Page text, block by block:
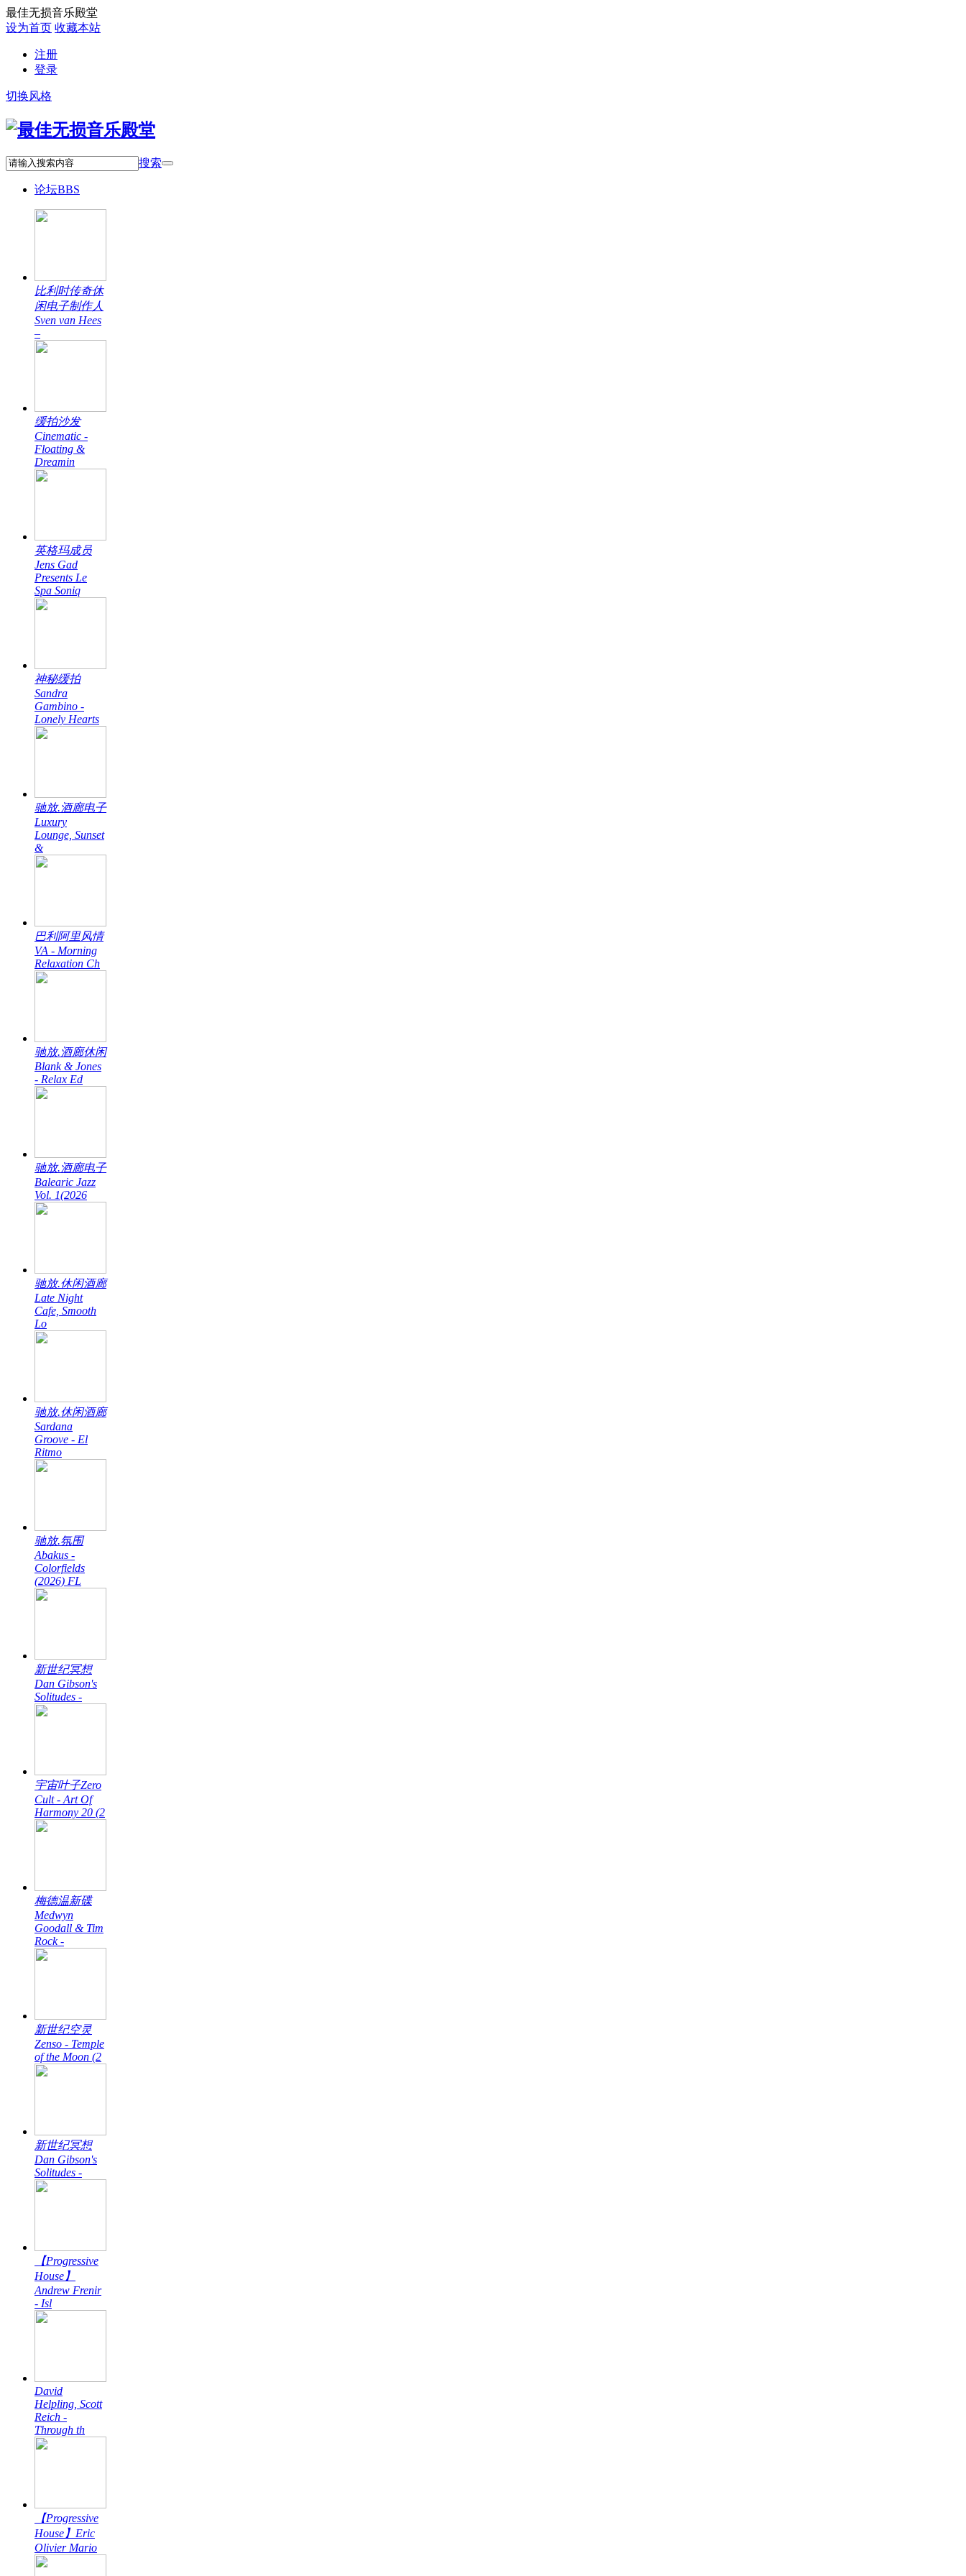
最佳无损音乐殿堂
设为首页 收藏本站
注册
登录
切换风格
搜索
论坛BBS
比利时传奇休
闲电子制作人
Sven van Hees
–
缓拍沙发
Cinematic -
Floating &
Dreamin
英格玛成员
Jens Gad
Presents Le
Spa Soniq
神秘缓拍
Sandra
Gambino -
Lonely Hearts
驰放.酒廊电子
Luxury
Lounge, Sunset
&
巴利阿里风情
VA - Morning
Relaxation Ch
驰放.酒廊休闲
Blank & Jones
- Relax Ed
驰放.酒廊电子
Balearic Jazz
Vol. 1(2026
驰放.休闲酒廊
Late Night
Cafe, Smooth
Lo
驰放.休闲酒廊
Sardana
Groove - El
Ritmo
驰放.氛围
Abakus -
Colorfields
(2026) FL
新世纪冥想
Dan Gibson's
Solitudes -
宇宙叶子Zero
Cult - Art Of
Harmony 20 (2
梅德温新碟
Medwyn
Goodall & Tim
Rock -
新世纪空灵
Zenso - Temple
of the Moon (2
新世纪冥想
Dan Gibson's
Solitudes -
【Progressive
House】
Andrew Frenir
- Isl
David
Helpling, Scott
Reich -
Through th
【Progressive
House】Eric
Olivier Mario